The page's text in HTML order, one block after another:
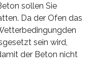
sollen Sie
Da der Ofen das
sein wird,
der Beton nicht